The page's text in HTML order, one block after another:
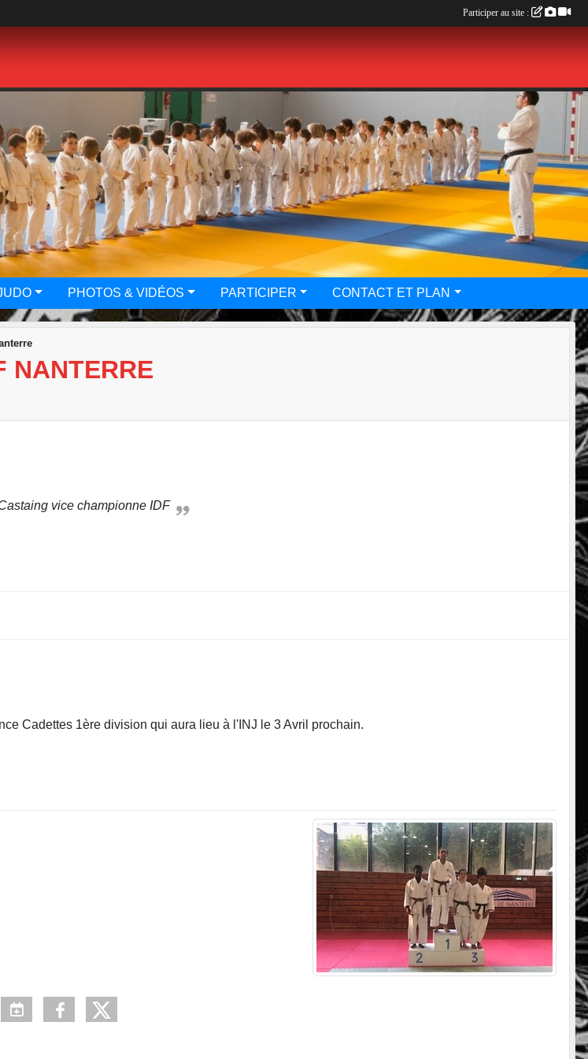
PHOTOS & VIDÉOS PARTICIPER CONTACT ET PLAN
NANTERRE
Castaing vice championne IDF
Cadettes 1ère division qui aura lieu à l'INJ le 3 Avril prochain.
Participer au site :